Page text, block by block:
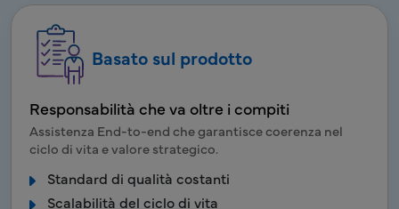
Basato sul prodotto
Responsabilità che va oltre i compiti
Assistenza End-to-end che garantisce coerenza nel
ciclo di vita e valore strategico.
Standard di qualità costanti
Scalabilità del ciclo di vita